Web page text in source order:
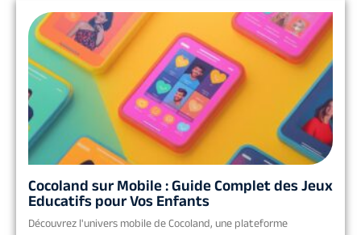
Cocoland sur Mobile : Guide Complet des Jeux
Educatifs pour Vos Enfants
Découvrez l'univers mobile de Cocoland, une plateforme